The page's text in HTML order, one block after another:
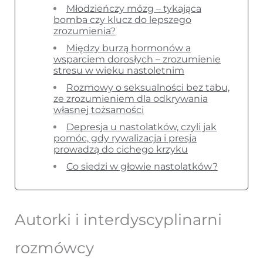
Młodzieńczy mózg – tykająca
bomba czy klucz do lepszego
zrozumienia?
Między burzą hormonów a
wsparciem dorosłych – zrozumienie
stresu w wieku nastoletnim
Rozmowy o seksualności bez tabu,
ze zrozumieniem dla odkrywania
własnej tożsamości
Depresja u nastolatków, czyli jak
pomóc, gdy rywalizacja i presja
prowadzą do cichego krzyku
Co siedzi w głowie nastolatków?
Autorki i interdyscyplinarni
rozmówcy